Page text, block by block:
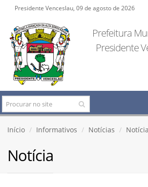
Presidente Venceslau, 09 de agosto de 2026
Prefeitura
Presidente
Início Informativos Notícias Notícia
Notícia